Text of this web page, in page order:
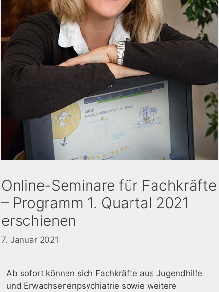
Online-Seminare für Fachkräfte
– Programm 1. Quartal 2021
erschienen
7. Januar 2021
Ab sofort können sich Fachkräfte aus Jugendhilfe
und Erwachsenenpsychiatrie sowie weitere